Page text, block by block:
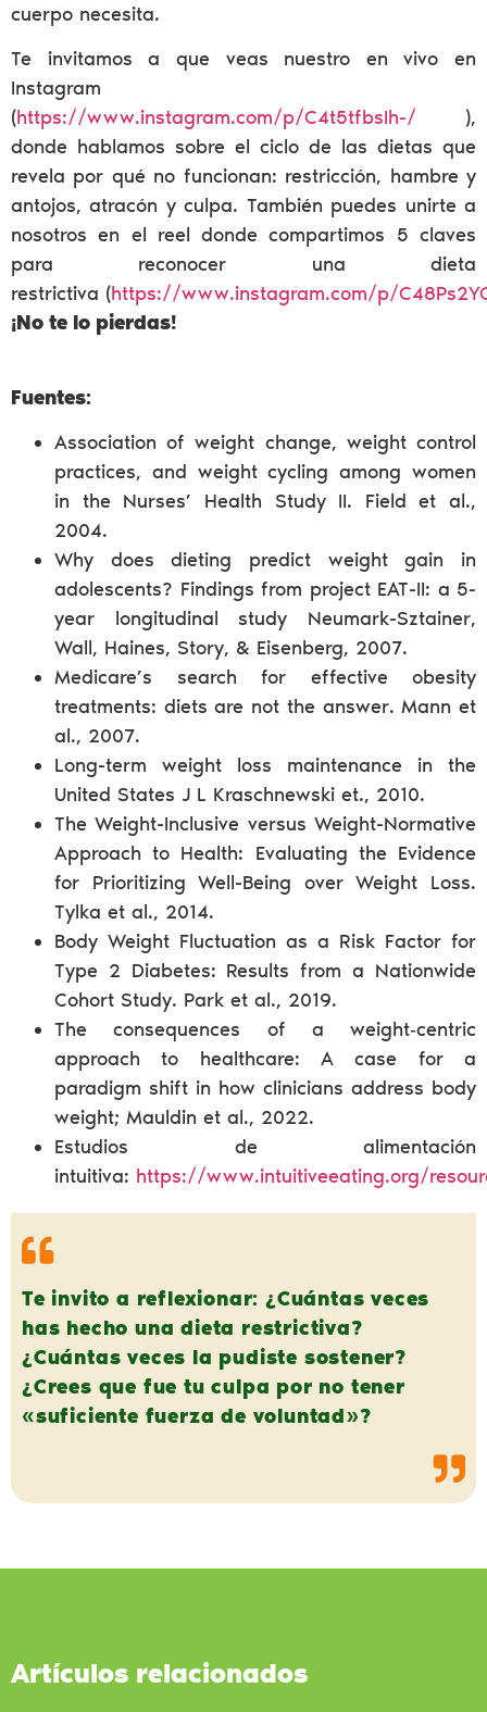
cuerpo necesita.
Te invitamos a que veas nuestro en vivo en
Instagram
(https://www.instagram.com/p/C4t5tfbsIh-/ ),
donde hablamos sobre el ciclo de las dietas que
revela por qué no funcionan: restricción, hambre y
antojos, atracón y culpa. También puedes unirte a
nosotros en el reel donde compartimos 5 claves
para reconocer una dieta
restrictiva (https://www.instagram.com/p/
¡No te lo pierdas!
Fuentes:
Association of weight change, weight control
practices, and weight cycling among women
in the Nurses’ Health Study II. Field et al.,
2004.
Why does dieting predict weight gain in
adolescents? Findings from project EAT-II: a 5-
year longitudinal study Neumark-Sztainer,
Wall, Haines, Story, & Eisenberg, 2007.
Medicare’s search for effective obesity
treatments: diets are not the answer. Mann et
al., 2007.
Long-term weight loss maintenance in the
United States J L Kraschnewski et., 2010.
The Weight-Inclusive versus Weight-Normative
Approach to Health: Evaluating the Evidence
for Prioritizing Well-Being over Weight Loss.
Tylka et al., 2014.
Body Weight Fluctuation as a Risk Factor for
Type 2 Diabetes: Results from a Nationwide
Cohort Study. Park et al., 2019.
The consequences of a weight‐centric
approach to healthcare: A case for a
paradigm shift in how clinicians address body
weight; Mauldin et al., 2022.
Estudios de alimentación
intuitiva: https://www.intuitiveeating.org/
Te invito a reflexionar: ¿Cuántas veces
has hecho una dieta restrictiva?
¿Cuántas veces la pudiste sostener?
¿Crees que fue tu culpa por no tener
«suficiente fuerza de voluntad»?
Artículos relacionados